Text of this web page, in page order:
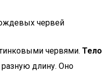
червей
червями. Тело
длину. Оно